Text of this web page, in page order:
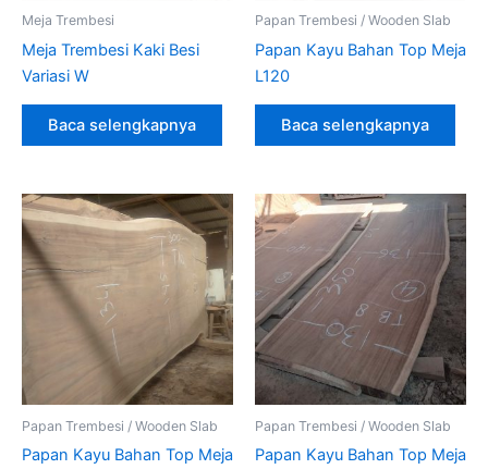
Meja Trembesi
Meja Trembesi Kaki Besi
Variasi W
Baca selengkapnya
Papan Trembesi / Wooden Slab
Papan Kayu Bahan Top Meja
L120
Baca selengkapnya
Papan Trembesi / Wooden Slab
Papan Kayu Bahan Top Meja
Papan Trembesi / Wooden Slab
Papan Kayu Bahan Top Meja